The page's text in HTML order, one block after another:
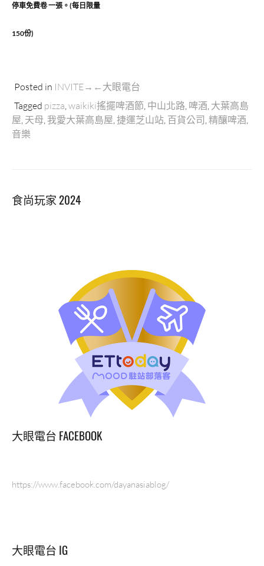
停車免費卷 一張。(每日限量
150份)
Posted in INVITE→←大眼電台
Tagged pizza waikiki搖擺啤酒節 中山北路 啤酒 大葉高島
屋 天母 我愛大葉高島屋 捷運芝山站 百貨公司 精釀啤酒
音樂
食尚玩家 2024
大眼電台 FACEBOOK
https://www.facebook.com/dayanasiablog/
大眼電台 IG